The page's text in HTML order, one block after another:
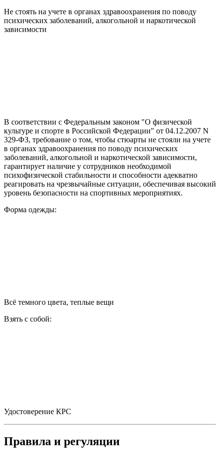
Не стоять на учете в органах здравоохранения по поводу
психических заболеваний, алкогольной и наркотической
зависимости
В соответствии с Федеральным законом "О физической
культуре и спорте в Российской Федерации" от 04.12.2007 N
329-ФЗ, требование о том, чтобы стюарты не стояли на учете
в органах здравоохранения по поводу психических
заболеваний, алкогольной и наркотической зависимости,
гарантирует наличие у сотрудников необходимой
психофизической стабильности и способности адекватно
реагировать на чрезвычайные ситуации, обеспечивая высокий
уровень безопасности на спортивных мероприятиях.
Форма одежды:
Всё темного цвета, теплые вещи
Взять с собой:
Удостоверение КРС
Правила и регуляции